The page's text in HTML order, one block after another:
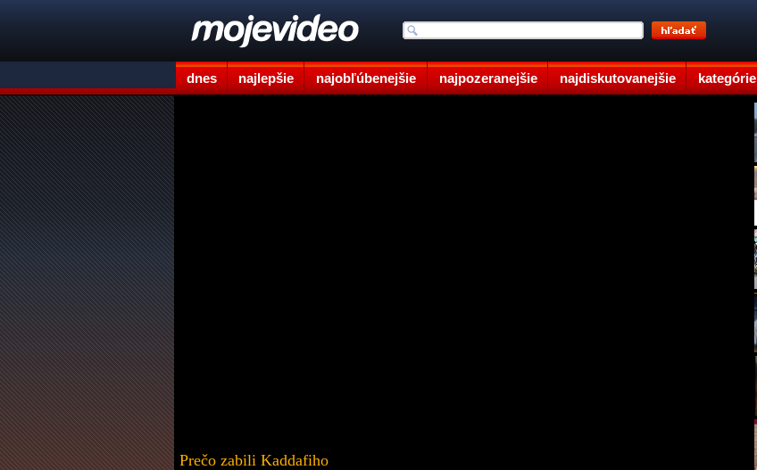
dnes najlepšie najobľúbenejšie najpozeranejšie najdiskutovanejšie kategórie
Prečo zabili Kaddafiho